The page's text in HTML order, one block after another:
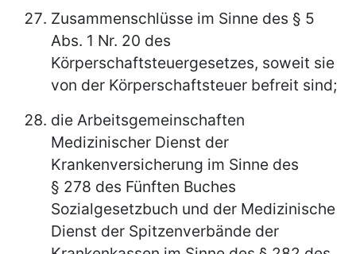
Zusammenschlüsse im Sinne des § 5
Abs. 1 Nr. 20 des
Körperschaftsteuergesetzes, soweit sie
von der Körperschaftsteuer befreit sind;
die Arbeitsgemeinschaften
Medizinischer Dienst der
Krankenversicherung im Sinne des
§ 278 des Fünften Buches
Sozialgesetzbuch und der Medizinische
Dienst der Spitzenverbände der